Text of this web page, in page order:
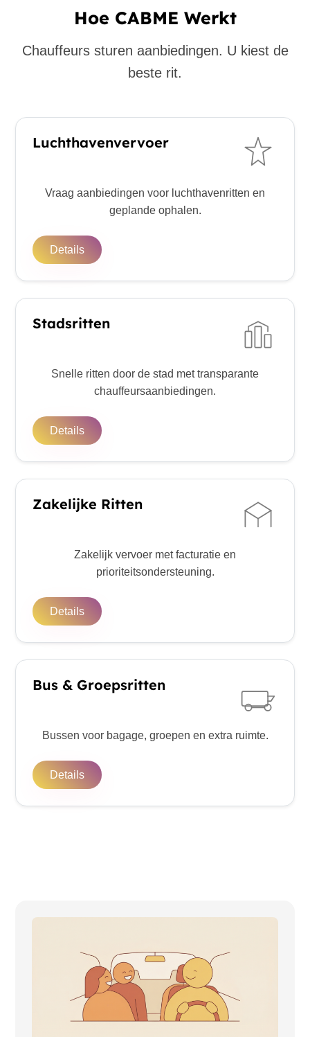
Hoe CABME Werkt
Chauffeurs sturen aanbiedingen. U kiest de
beste rit.
Luchthavenvervoer
Vraag aanbiedingen voor luchthavenritten en
geplande ophalen.
Details
Stadsritten
Snelle ritten door de stad met transparante
chauffeursaanbiedingen.
Details
Zakelijke Ritten
Zakelijk vervoer met facturatie en
prioriteitsondersteuning.
Details
Bus & Groepsritten
Bussen voor bagage, groepen en extra ruimte.
Details